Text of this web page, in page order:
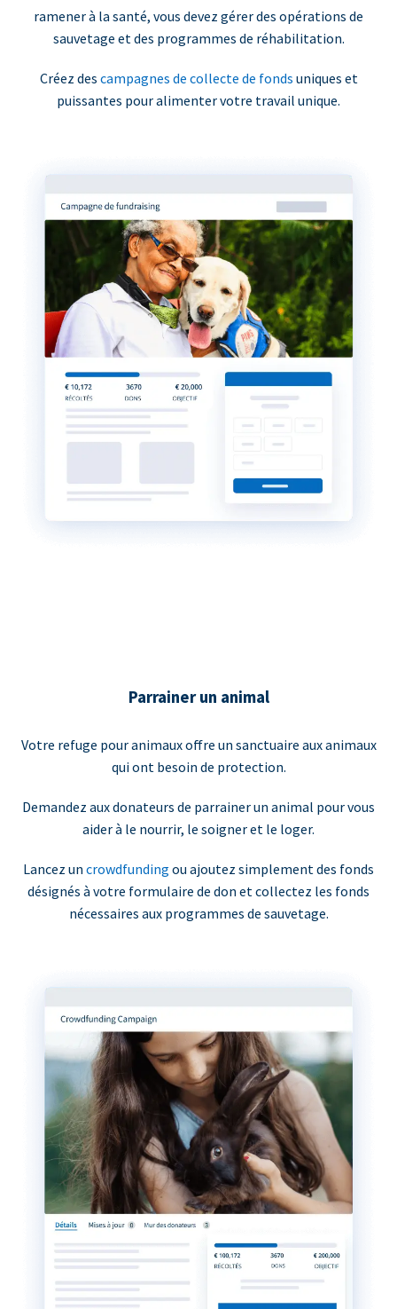
ramener à la santé, vous devez gérer des opérations de
sauvetage et des programmes de réhabilitation.
Créez des campagnes de collecte de fonds uniques et
puissantes pour alimenter votre travail unique.
Parrainer un animal
Votre refuge pour animaux offre un sanctuaire aux animaux
qui ont besoin de protection.
Demandez aux donateurs de parrainer un animal pour vous
aider à le nourrir, le soigner et le loger.
Lancez un crowdfunding ou ajoutez simplement des fonds
désignés à votre formulaire de don et collectez les fonds
nécessaires aux programmes de sauvetage.